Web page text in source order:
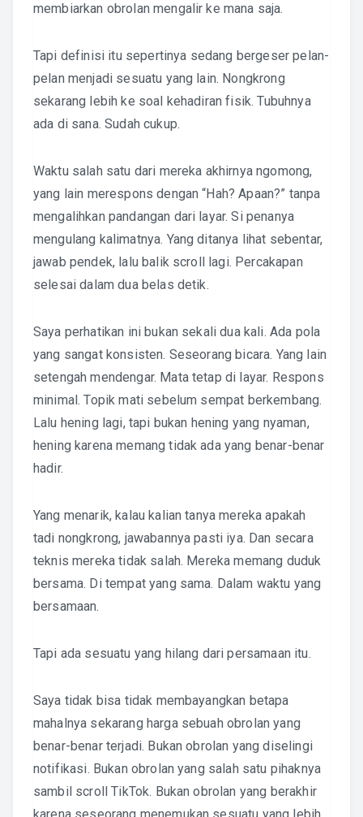
membiarkan obrolan mengalir ke mana saja.
Tapi definisi itu sepertinya sedang bergeser pelan-
pelan menjadi sesuatu yang lain. Nongkrong
sekarang lebih ke soal kehadiran fisik. Tubuhnya
ada di sana. Sudah cukup.
Waktu salah satu dari mereka akhirnya ngomong,
yang lain merespons dengan “Hah? Apaan?” tanpa
mengalihkan pandangan dari layar. Si penanya
mengulang kalimatnya. Yang ditanya lihat sebentar,
jawab pendek, lalu balik scroll lagi. Percakapan
selesai dalam dua belas detik.
Saya perhatikan ini bukan sekali dua kali. Ada pola
yang sangat konsisten. Seseorang bicara. Yang lain
setengah mendengar. Mata tetap di layar. Respons
minimal. Topik mati sebelum sempat berkembang.
Lalu hening lagi, tapi bukan hening yang nyaman,
hening karena memang tidak ada yang benar-benar
hadir.
Yang menarik, kalau kalian tanya mereka apakah
tadi nongkrong, jawabannya pasti iya. Dan secara
teknis mereka tidak salah. Mereka memang duduk
bersama. Di tempat yang sama. Dalam waktu yang
bersamaan.
Tapi ada sesuatu yang hilang dari persamaan itu.
Saya tidak bisa tidak membayangkan betapa
mahalnya sekarang harga sebuah obrolan yang
benar-benar terjadi. Bukan obrolan yang diselingi
notifikasi. Bukan obrolan yang salah satu pihaknya
sambil scroll TikTok. Bukan obrolan yang berakhir